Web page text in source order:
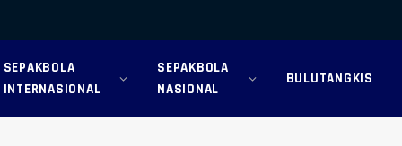
SEPAKBOLA
INTERNASIONAL
SEPAKBOLA
NASIONAL
BULUTANGKIS